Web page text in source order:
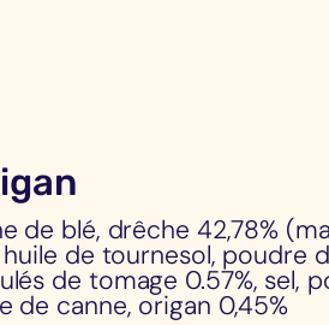
de blé, drêche 42,78%
de tournesol, poudre
de tomage 0.57%, sel,
de canne, origan 0,45%